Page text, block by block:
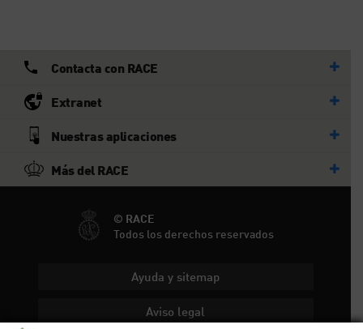
Contacta con RACE
Extranet
Nuestras aplicaciones
Más del RACE
© RACE
Todos los derechos reservados
Ayuda y sitemap
Aviso legal